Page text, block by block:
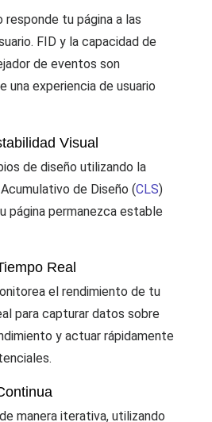
responde tu página a las
FID y la capacidad de
de eventos son
una experiencia de usuario
Visual
de diseño utilizando la
de Diseño (CLS)
página permanezca estable
Real
el rendimiento de tu
para capturar datos sobre
y actuar rápidamente
manera iterativa, utilizando